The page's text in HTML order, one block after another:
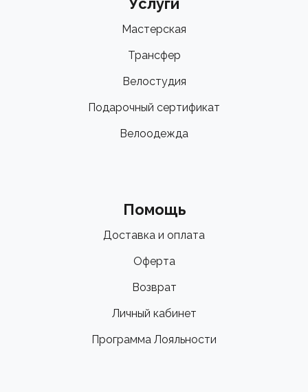
Услуги
Мастерская
Трансфер
Велостудия
Подарочный сертификат
Велоодежда
Помощь
Доставка и оплата
Оферта
Возврат
Личный кабинет
Программа Лояльности